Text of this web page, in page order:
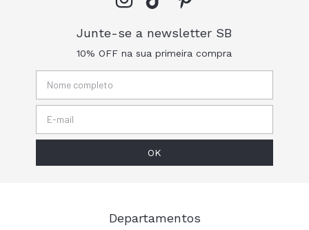
Junte-se a newsletter SB
10% OFF na sua primeira compra
Departamentos